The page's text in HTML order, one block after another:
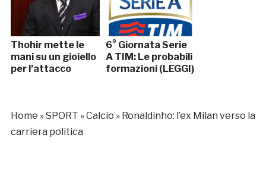
Thohir mette le
mani su un gioiello
per l’attacco
6° Giornata Serie
A TIM: Le probabili
formazioni (LEGGI)
Home »SPORT »Calcio » Ronaldinho: l’ex Milan verso la
carriera politica